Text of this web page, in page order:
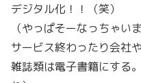
デジタル化！！（笑）
（やっぱそーなっちゃい
サービス終わったり会社
雑誌類は電子書籍にする